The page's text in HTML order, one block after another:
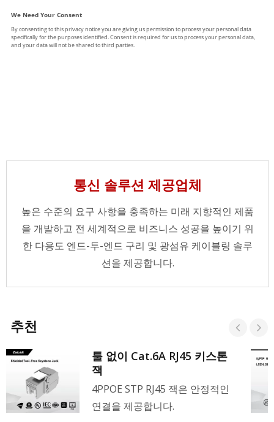
통신 솔루션 제공업체
높은 수준의 요구 사항을 충족하는 미래 지향적인 제품
을 개발하고 전 세계적으로 비즈니스 성공을 높이기 위
한 다용도 엔드-투-엔드 구리 및 광섬유 케이블링 솔루
션을 제공합니다.
추천
툴 없이 Cat.6A RJ45 키스톤
잭
4PPOE STP RJ45 잭은 안정적인
연결을 제공합니다.